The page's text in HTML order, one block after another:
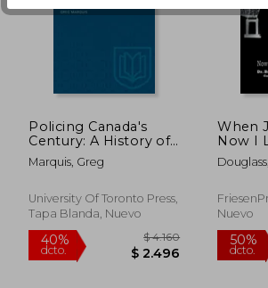
50%
dcto.
$ 4.200
$ 2.100
Policing Canada's
Century: A History of
Canadian Association
of Chiefs of Police (en
Marquis, Greg
University Of Toronto Press,
Tapa Blanda, Nuevo
When
Now I
My
Nuevo